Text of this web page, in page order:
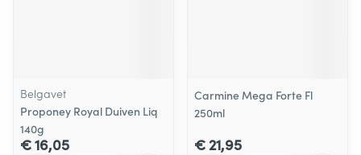
Belgavet
Proponey Royal Duiven Liq
140g
€ 16,05
Carmine Mega Forte Fl
250ml
€ 21,95